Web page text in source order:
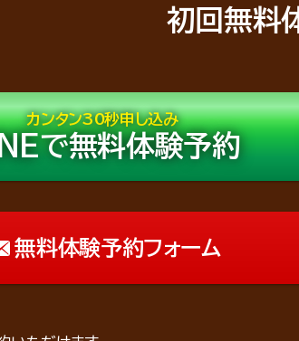
初回無料
カンタン30秒申し込み
で無料体験予約
無料体験予約フォーム